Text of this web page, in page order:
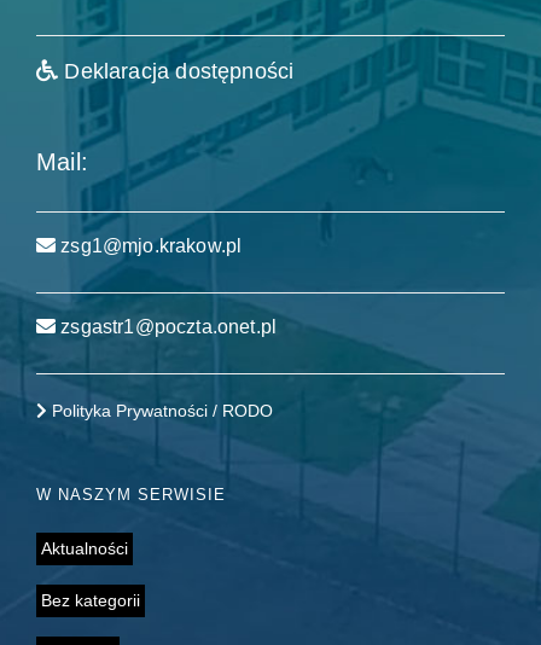
Deklaracja dostępności
Mail:
zsg1@mjo.krakow.pl
zsgastr1@poczta.onet.pl
Polityka Prywatności / RODO
W NASZYM SERWISIE
Aktualności
Bez kategorii